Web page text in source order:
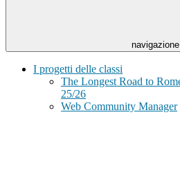
navigazione
I progetti delle classi
The Longest Road to
25/26
Web Community Manager